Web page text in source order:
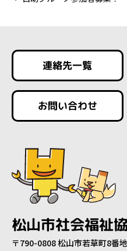
連絡先一覧
お問い合わせ
松山市社会福祉
〒790-0808 松山市若草町8番